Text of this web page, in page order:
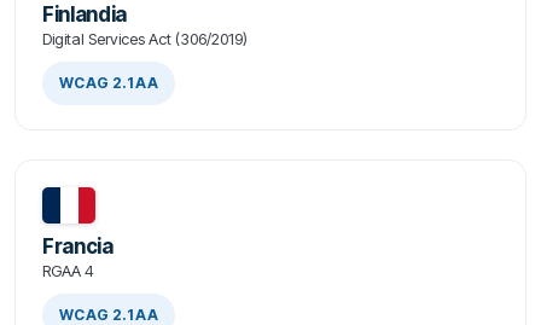
Finlandia
Digital Services Act (306/2019)
WCAG 2.1 AA
Francia
RGAA 4
WCAG 2.1 AA